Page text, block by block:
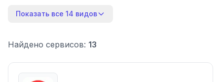
Показать все 14 видов
Найдено сервисов: 13